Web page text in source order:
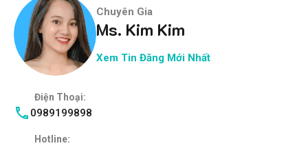
Chuyên Gia
Ms. Kim Kim
Xem Tin Đăng Mới Nhất
Điện Thoại:
0989199898
Hotline: